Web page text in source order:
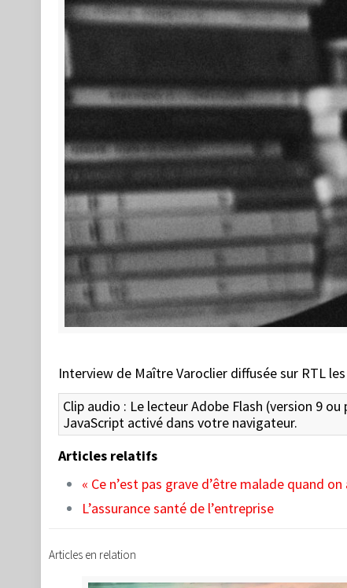
Interview de Maître Varoclier diffusée sur RTL
Clip audio : Le lecteur Adobe Flash (version 9
JavaScript activé dans votre navigateur.
Articles relatifs
« Ce n’est pas grave d’être malade quand on
L’assurance santé de l’entreprise
Articles en relation